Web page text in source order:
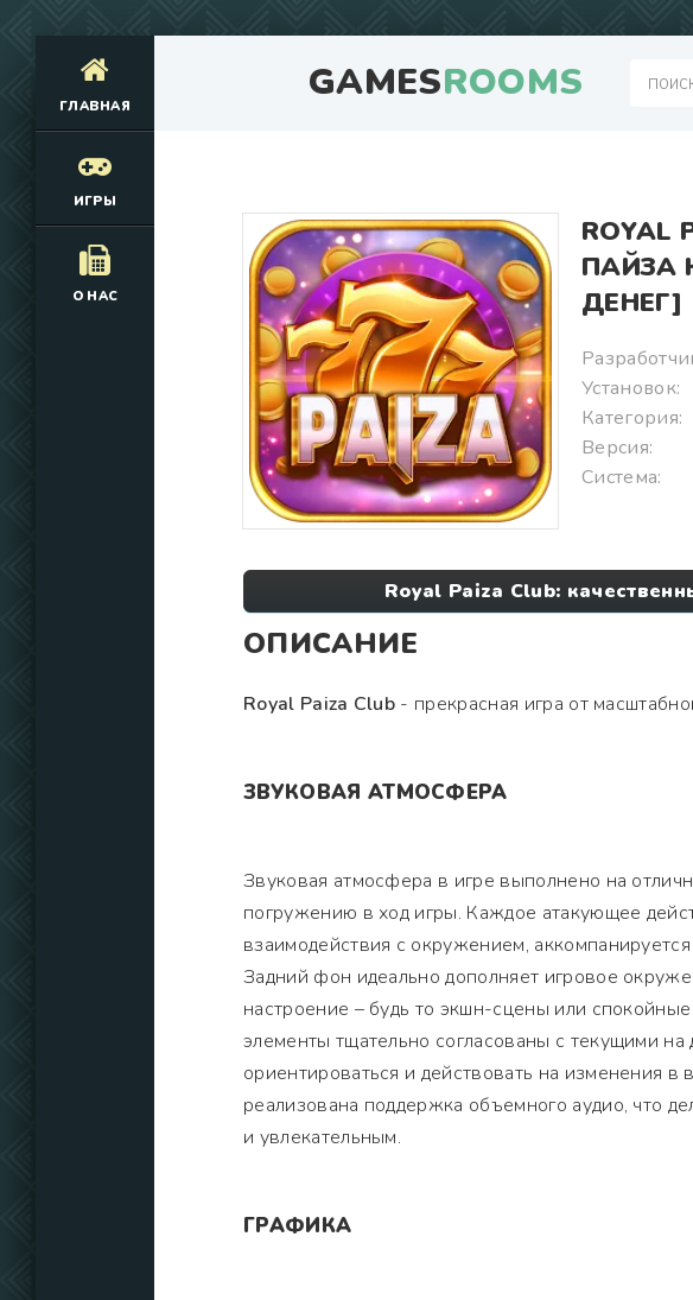
GAMESROOMS
ГЛАВНАЯ
ИГРЫ
О НАС
ROYAL
ПАЙЗА
ДЕНЕГ]
Установок:
Категория:
Версия:
Система:
Royal Paiza Club:
ОПИСАНИЕ
Royal Paiza Club - прекрасная игра от
ЗВУКОВАЯ АТМОСФЕРА
Звуковая атмосфера в игре выполнено на
погружению в ход игры. Каждое атакующее
взаимодействия с окружением,
Задний фон идеально дополняет игровое
настроение – будь то экшн-сцены или
элементы тщательно согласованы с текущими на
ориентироваться и действовать на изменения
реализована поддержка объемного аудио, что
и увлекательным.
ГРАФИКА